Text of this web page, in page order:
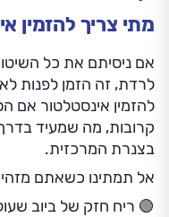
מתי צריך להזמין
אם ניסיתם את כל
לרדת, זה הזמן לפנות
להזמין אינסטלטור אם
קרובות, מה שמעיד
בצנרת המרכזית.
אל תמתינו כשאתם
🟢 ריח חזק של ביוב